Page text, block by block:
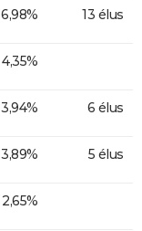
6,98% 13 élus
4,35%
3,94% 6 élus
3,89% 5 élus
2,65%